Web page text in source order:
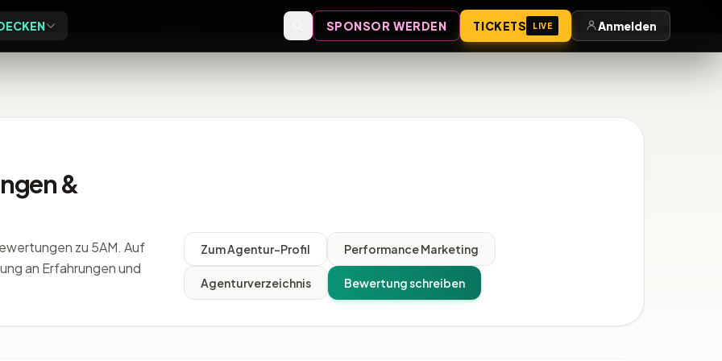
Anmelden
Speaker-Profile und Archiv
Vorträge, Tutorials und Archiv
SPONSOR WERDEN TICKETS LIVE Anmelden
&
zu 5AM. Auf
an Erfahrungen und
Zum Agentur-Profil Performance Marketing
Agenturverzeichnis Bewertung schreiben